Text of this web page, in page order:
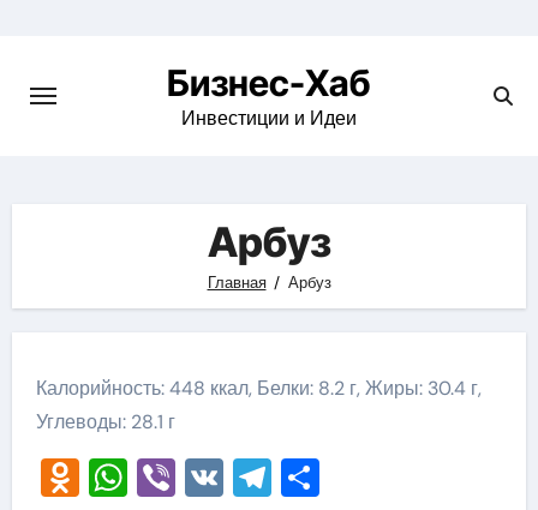
content
Бизнес-Хаб
Инвестиции и Идеи
Арбуз
Главная Арбуз
Калорийность: 448 ккал, Белки: 8.2 г, Жиры: 30.4 г,
Углеводы: 28.1 г
Odnoklassniki
WhatsApp
Viber
VKTelegram
Отправить